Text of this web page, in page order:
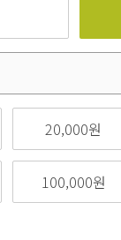
20,000원
100,000원